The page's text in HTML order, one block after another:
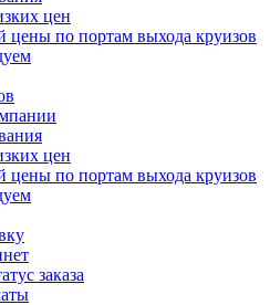
цен
цены по портам выхода круизов
цен
цены по портам выхода круизов
заказа